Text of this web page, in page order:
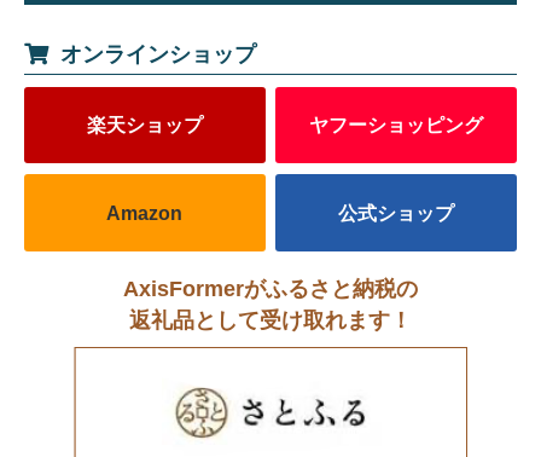
オンラインショップ
楽天ショップ ヤフーショッピング
Amazon 公式ショップ
AxisFormerがふるさと納税の
返礼品として受け取れます！